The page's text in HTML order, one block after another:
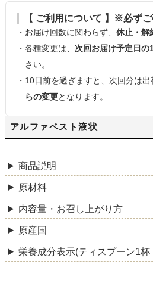
【 ご利用について 】※必ず
・お届け回数に関わらず、 休止・解
・各種変更は、 次回お届け予定日の
さい。
・10日前を過ぎますと、次回分は
らの変更となります。
アルファベスト液状
商品説明
原材料
内容量・お召し上がり方
原産国
栄養成分表示(ティスプーン1杯